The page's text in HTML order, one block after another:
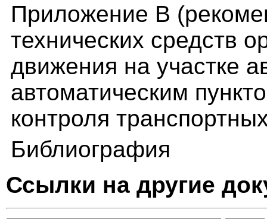
Приложение В
технических средств
движения на участке
автоматическим
контроля
Библиография
Ссылки на другие